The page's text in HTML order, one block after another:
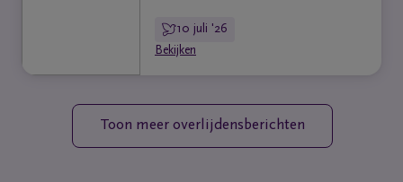
10 juli '26
Bekijken
Toon meer overlijdensberichten